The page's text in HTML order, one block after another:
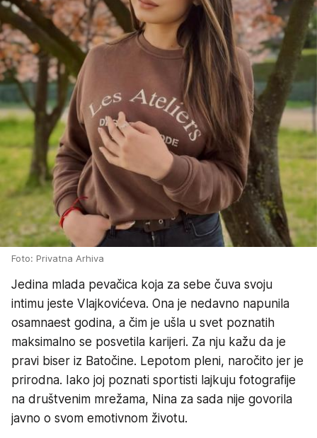
Foto: Privatna Arhiva
Jedina mlada pevačica koja za sebe čuva svoju
intimu jeste Vlajkovićeva. Ona je nedavno napunila
osamnaest godina, a čim je ušla u svet poznatih
maksimalno se posvetila karijeri. Za nju kažu da je
pravi biser iz Batočine. Lepotom pleni, naročito jer je
prirodna. Iako joj poznati sportisti lajkuju fotografije
na društvenim mrežama, Nina za sada nije govorila
javno o svom emotivnom životu.